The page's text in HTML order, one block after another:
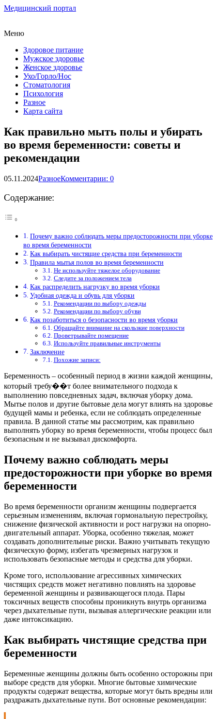
Медицинский портал
Меню
Здоровое питание
Мужское здоровье
Женское здоровье
Ухо/Горло/Нос
Стоматология
Психология
Разное
Карта сайта
Как правильно мыть полы и убирать
во время беременности: советы и
рекомендации
05.11.2024РазноеКомментарии: 0
Содержание:
Почему важно соблюдать меры предосторожности при уборке
во время беременности
Как выбирать чистящие средства при беременности
Правила мытья полов во время беременности
Не используйте тяжелое оборудование
Следите за положением тела
Как распределить нагрузку во время уборки
Удобная одежда и обувь для уборки
Рекомендации по выбору одежды
Рекомендации по выбору обуви
Как позаботиться о безопасности во время уборки
Обращайте внимание на скользкие поверхности
Проветрывайте помещение
Используйте правильные инструменты
Заключение
Похожие записи:
Беременность – особенный период в жизни каждой женщины,
который требу��т более внимательного подхода к
выполнению повседневных задач, включая уборку дома.
Мытье полов и другие бытовые дела могут влиять на здоровье
будущей мамы и ребенка, если не соблюдать определенные
правила. В данной статье мы рассмотрим, как правильно
выполнять уборку во время беременности, чтобы процесс был
безопасным и не вызывал дискомфорта.
Почему важно соблюдать меры
предосторожности при уборке во время
беременности
Во время беременности организм женщины подвергается
серьезным изменениям, включая гормональную перестройку,
снижение физической активности и рост нагрузки на опорно-
двигательный аппарат. Уборка, особенно тяжелая, может
создавать дополнительные риски. Важно учитывать текущую
физическую форму, избегать чрезмерных нагрузок и
использовать безопасные методы и средства для уборки.
Кроме того, использование агрессивных химических
чистящих средств может негативно повлиять на здоровье
беременной женщины и развивающегося плода. Пары
токсичных веществ способны проникнуть внутрь организма
через дыхательные пути, вызывая аллергические реакции или
даже интоксикацию.
Как выбирать чистящие средства при
беременности
Беременные женщины должны быть особенно осторожны при
выборе средств для уборки. Многие бытовые химические
продукты содержат вещества, которые могут быть вредны или
раздражать дыхательные пути. Вот основные рекомендации: